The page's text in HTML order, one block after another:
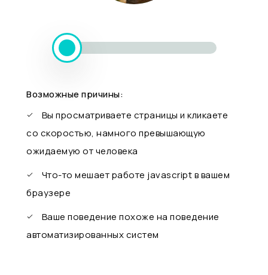
Возможные причины:
Вы просматриваете страницы и кликаете
со скоростью, намного превышающую
ожидаемую от человека
Что-то мешает работе javascript в вашем
браузере
Ваше поведение похоже на поведение
автоматизированных систем